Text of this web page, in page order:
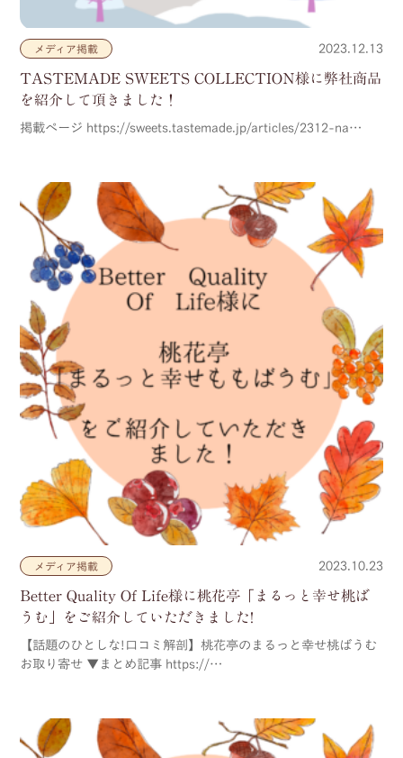
メディア掲載 2023.12.13
TASTEMADE SWEETS COLLECTION様に弊社商品
を紹介して頂きました！
掲載ページ https://sweets.tastemade.jp/articles/2312-na…
メディア掲載 2023.10.23
Better Quality Of Life様に桃花亭「まるっと幸せ桃ば
うむ」をご紹介していただきました!
【話題のひとしな!口コミ解剖】桃花亭のまるっと幸せ桃ばうむ
お取り寄せ ▼まとめ記事 https://…